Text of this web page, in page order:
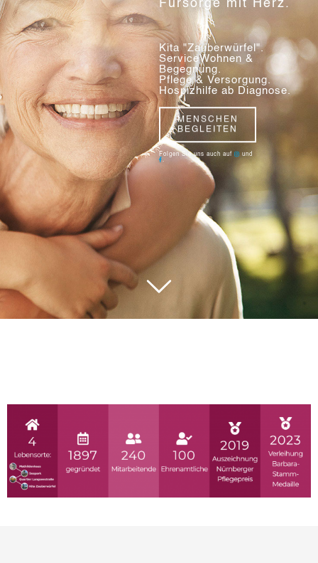
Kita
"Zauberwürfel".
Wir begleiten Kinder
und fördern ihre
Entwicklung.
KINDER &
FAMILIE